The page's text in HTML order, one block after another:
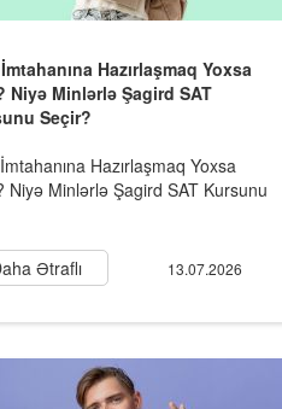
Hazırlaşmaq Yoxsa
Niyə Minlərlə Şagird SAT
Seçir?
Hazırlaşmaq Yoxsa
Niyə Minlərlə Şagird SAT Kursunu
Ətraflı 13.07.2026